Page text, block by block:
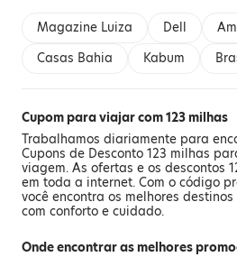
Magazine Luiza Dell
Casas Bahia
Kabum
Cupom para viajar com 123 milhas
Trabalhamos diariamente para
Cupons de Desconto 123 milhas
viagem. As ofertas e os descontos
em toda a internet. Com o código
você encontra os melhores
com conforto e cuidado.
Onde encontrar as melhores